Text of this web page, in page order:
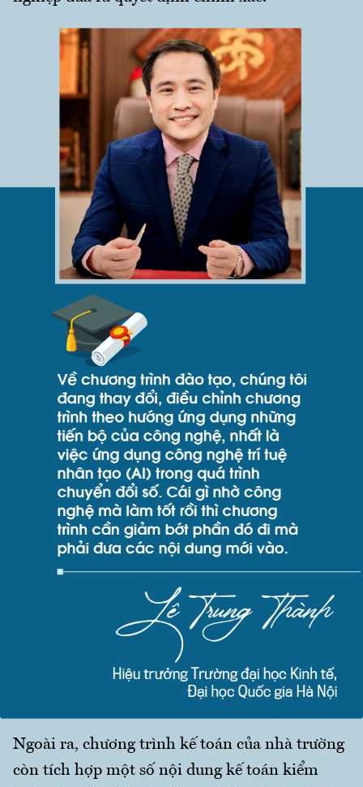
Ngoài ra, chương trình kế toán của nhà trường
còn tích hợp một số nội dung kế toán kiểm